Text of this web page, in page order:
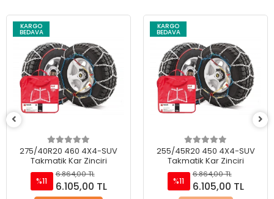
KARGO
BEDAVA
255/45R20 450 4X4-SUV
Takmatik Kar Zinciri
%11
6.864,00 TL
6.105,00 TL
KARGO
BEDAVA
245/45R18 400 4X4-SUV
Takmatik Kar Zinciri
%11
6.864,00 TL
6.105,00 TL